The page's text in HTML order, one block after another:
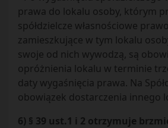
prawa do lokalu osoby, którym
spółdzielcze własnościowe
zamieszkujące w tym lokalu
swoje od nich wywodzą, są
opróżnienia lokalu w terminie
daty wygaśnięcia prawa. Na
obowiązek dostarczenia innego
6) § 39 ust.1 i 2 otrzymuje